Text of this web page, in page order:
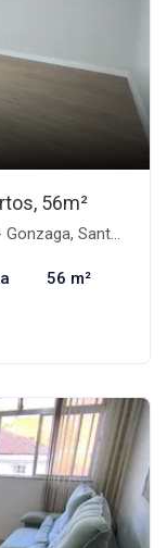
56m²
Santos-SP
56 m²